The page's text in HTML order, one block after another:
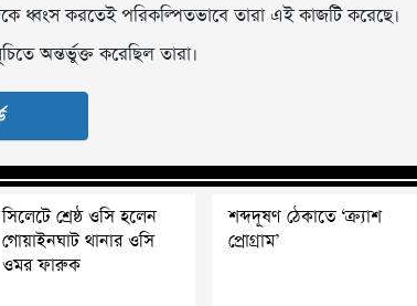
ধ্বংস করতেই পরিকল্পিতভাবে তারা এই কাজটি করেছে।
অন্তর্ভুক্ত করেছিল তারা।
সিলেটে শ্রেষ্ঠ ওসি হলেন
গোয়াইনঘাট থানার ওসি
ওমর ফারুক
শব্দদূষণ ঠেকাতে ‘ক্র্যাশ
প্রোগ্রাম’